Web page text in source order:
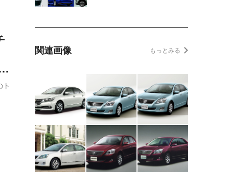
ト
関連画像 もっとみる